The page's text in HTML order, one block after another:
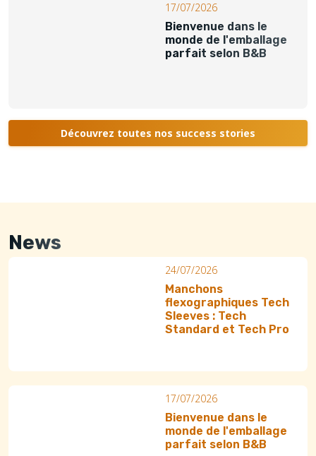
17/07/2026
Bienvenue dans le
monde de l'emballage
parfait selon B&B
Découvrez toutes nos success stories
News
24/07/2026
Manchons
flexographiques Tech
Sleeves : Tech
Standard et Tech Pro
17/07/2026
Bienvenue dans le
monde de l'emballage
parfait selon B&B